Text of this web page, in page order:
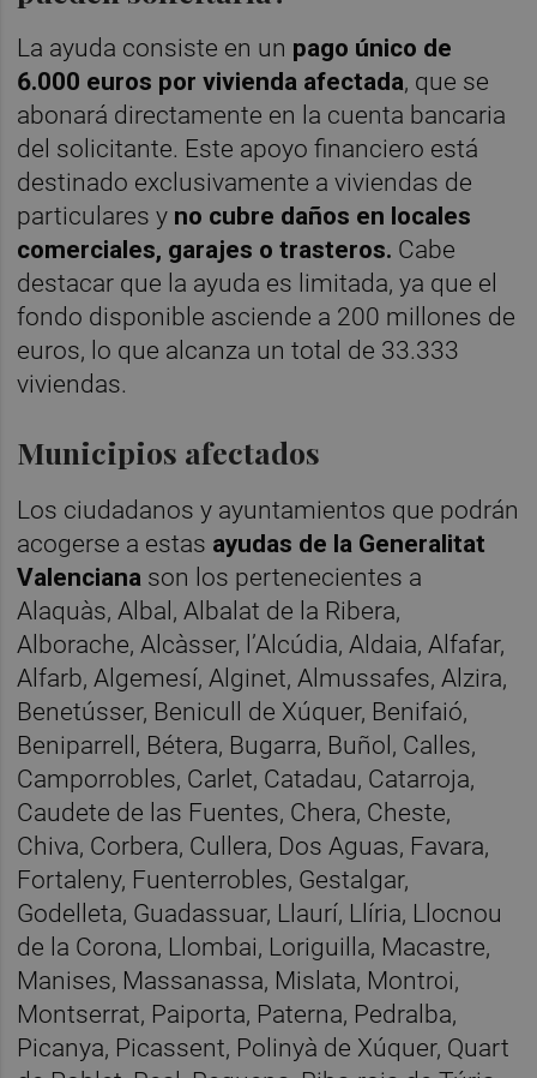
La ayuda consiste en un pago único de
6.000 euros por vivienda afectada, que se
abonará directamente en la cuenta bancaria
del solicitante. Este apoyo financiero está
destinado exclusivamente a viviendas de
particulares y no cubre daños en locales
comerciales, garajes o trasteros. Cabe
destacar que la ayuda es limitada, ya que el
fondo disponible asciende a 200 millones de
euros, lo que alcanza un total de 33.333
viviendas.
Municipios afectados
Los ciudadanos y ayuntamientos que podrán
acogerse a estas ayudas de la Generalitat
Valenciana son los pertenecientes a
Alaquàs, Albal, Albalat de la Ribera,
Alborache, Alcàsser, l’Alcúdia, Aldaia, Alfafar,
Alfarb, Algemesí, Alginet, Almussafes, Alzira,
Benetússer, Benicull de Xúquer, Benifaió,
Beniparrell, Bétera, Bugarra, Buñol, Calles,
Camporrobles, Carlet, Catadau, Catarroja,
Caudete de las Fuentes, Chera, Cheste,
Chiva, Corbera, Cullera, Dos Aguas, Favara,
Fortaleny, Fuenterrobles, Gestalgar,
Godelleta, Guadassuar, Llaurí, Llíria, Llocnou
de la Corona, Llombai, Loriguilla, Macastre,
Manises, Massanassa, Mislata, Montroi,
Montserrat, Paiporta, Paterna, Pedralba,
Picanya, Picassent, Polinyà de Xúquer, Quart